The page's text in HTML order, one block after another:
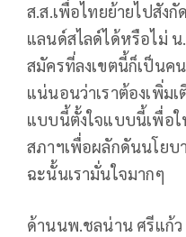
ส.ส.เพื่อไทยย้ายไปสัง
แลนด์สไลด์ได้หรือไม่ น
สมัครที่ลงเขตนี้ก็เป็นค
แน่นอนว่าเราต้องเพิ่มเ
แบบนี้ตั้งใจแบบนี้เพื่อใ
สภาฯเพื่อผลักดันนโย
ฉะนั้นเรามั่นใจมากๆ
ด้านนพ.ชลน่าน ศรีแก้